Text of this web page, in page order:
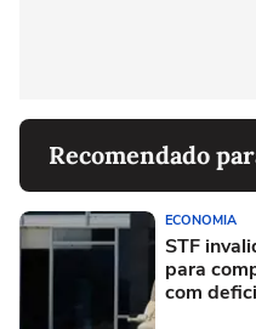
Recomendado
ECONOMIA
STF
para
com